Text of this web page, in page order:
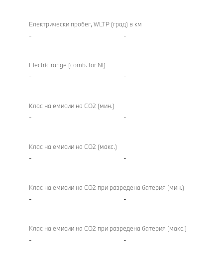
Електрически пробег, WLTP (град) в км
- -
Electric range (comb. for NI)
- -
Клас на емисии на CO2 (мин.)
- -
Клас на емисии на CO2 (макс.)
- -
Клас на емисии на CO2 при разредена батерия (мин.)
- -
Клас на емисии на CO2 при разредена батерия (макс.)
- -